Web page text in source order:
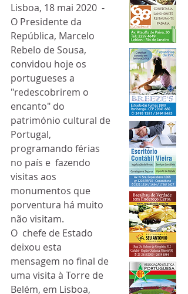
Lisboa, 18 mai 2020  -
O Presidente da
República, Marcelo
Rebelo de Sousa,
convidou hoje os
portugueses a
"redescobrirem o
encanto" do
património cultural de
Portugal,
programando férias
no país e  fazendo
visitas aos
monumentos que
porventura há muito
não visitam.
O  chefe de Estado
deixou esta
mensagem no final de
uma visita à Torre de
Belém, em Lisboa,